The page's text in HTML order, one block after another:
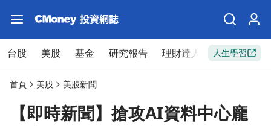
台股 美股 基金 研究報告 理財達人 新手入門
人生學習
首頁 美股 美股新聞
【即時新聞】搶攻AI資料中心龐